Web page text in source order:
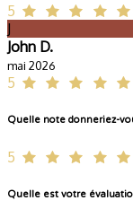
5
J
John D.
mai 2026
5
Quelle note donneriez-
5
Quelle est votre